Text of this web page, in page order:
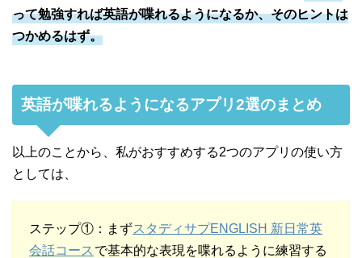
って勉強すれば英語が喋れるようになるか、そのヒントは
つかめるはず。
英語が喋れるようになるアプリ2選のまとめ
以上のことから、私がおすすめする2つのアプリの使い方
としては、
ステップ①：まずスタディサプENGLISH 新日常英
会話コース で基本的な表現を喋れるように練習する